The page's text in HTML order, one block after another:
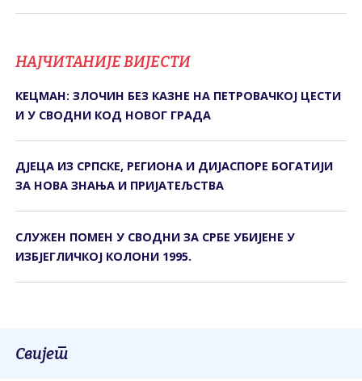
НАЈЧИТАНИЈЕ ВИЈЕСТИ
КЕЦМАН: ЗЛОЧИН БЕЗ КАЗНЕ НА ПЕТРОВАЧКОЈ ЦЕСТИ
И У СВОДНИ КОД НОВОГ ГРАДА
ДЈЕЦА ИЗ СРПСКЕ, РЕГИОНА И ДИЈАСПОРЕ БОГАТИЈИ
ЗА НОВА ЗНАЊА И ПРИЈАТЕЉСТВА
СЛУЖЕН ПОМЕН У СВОДНИ ЗА СРБЕ УБИЈЕНЕ У
ИЗБЈЕГЛИЧКОЈ КОЛОНИ 1995.
Свијет